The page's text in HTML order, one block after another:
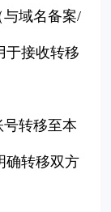
与域名备案/
于接收转移
转移至本
确转移双方